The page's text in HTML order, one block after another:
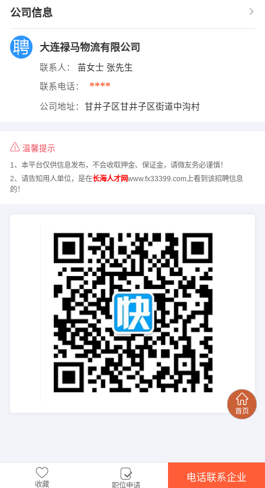
公司信息
大连禄马物流有限公司
联系人： 苗女士 张先生
联系电话： ****
公司地址： 甘井子区甘井子区街道中沟村
温馨提示
1、本平台仅供信息发布，不会收取押金、保证金，请微友务必谨慎！
2、请告知用人单位，是在长海人才网www.fx33399.com上看到该招聘信息
的！
收藏 职位申请
电话联系企业